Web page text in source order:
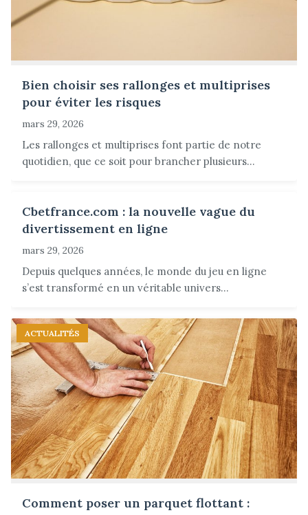
Bien choisir ses rallonges et multiprises
pour éviter les risques
mars 29, 2026
Les rallonges et multiprises font partie de notre
quotidien, que ce soit pour brancher plusieurs...
Cbetfrance.com : la nouvelle vague du
divertissement en ligne
mars 29, 2026
Depuis quelques années, le monde du jeu en ligne
s’est transformé en un véritable univers...
ACTUALITÉS
Comment poser un parquet flottant :